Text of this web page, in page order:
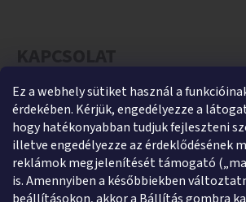
Ez a webhely sütiket használ a
érdekében. Kérjük, engedélyezze a
hogy hatékonyabban tudjuk fejleszteni
illetve engedélyezze az érdeklődésének
reklámok megjelenítését támogató
is. Amennyiben a későbbiekben
helti@helti.hu
+3679450894
+36305454854
https://www.facebook.com/